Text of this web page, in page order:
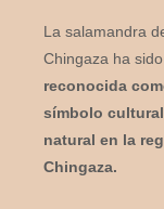
La salamandra
Chingaza ha sido
reconocida
símbolo
natural en la
Chingaza.